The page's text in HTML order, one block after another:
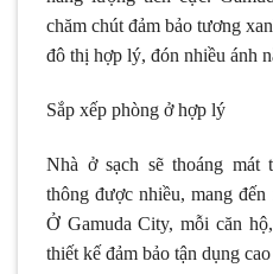
chăm chút đảm bảo tương
đô thị hợp lý, đón nhiều ánh
Sắp xếp phòng ở hợp lý
Nhà ở sạch sẽ thoáng
thông được nhiều, mang
Ở Gamuda City, mỗi căn
thiết kế đảm bảo tận dụng